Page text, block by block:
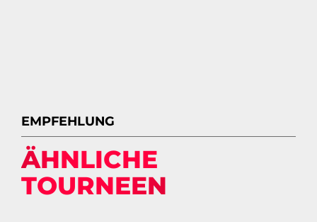
EMPFEHLUNG
ÄHNLICHE
TOURNEEN